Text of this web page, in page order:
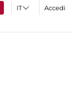
Accedi